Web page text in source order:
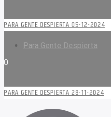
PARA GENTE DESPIERTA 05-12-2024
Para Gente Despierta
0
PARA GENTE DESPIERTA 28-11-2024